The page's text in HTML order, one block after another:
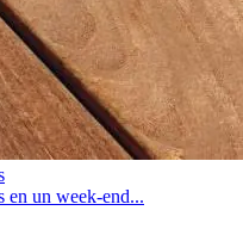
en un week-end...